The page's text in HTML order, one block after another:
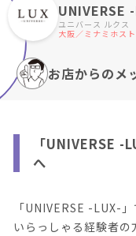
UNIVERSE
ユニバース ルクス
大阪／ミナミホス
お店からのメ
「UNIVERSE -
へ
「UNIVERSE -LUX-
いらっしゃる経験者の